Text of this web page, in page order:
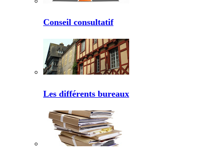
Conseil consultatif
Les différents bureaux